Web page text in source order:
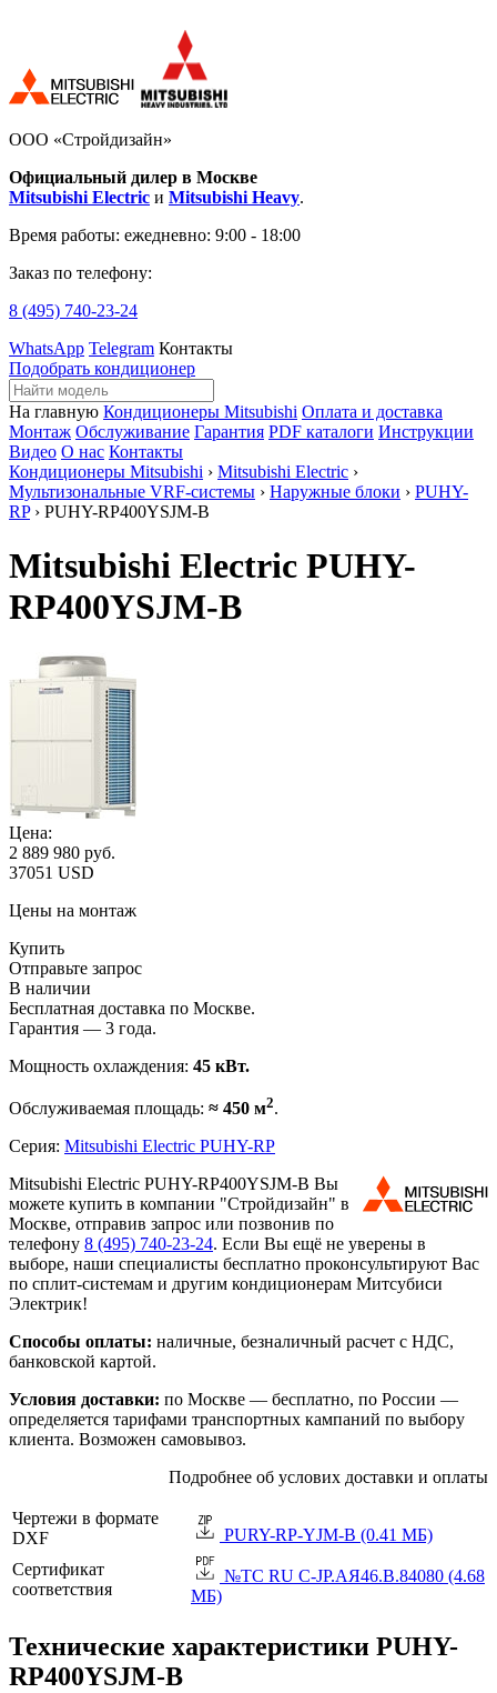
ООО «Стройдизайн»
Официальный дилер в Москве
Mitsubishi Electric и Mitsubishi Heavy.
Время работы: ежедневно: 9:00 - 18:00
Заказ по телефону:
8 (495) 740-23-24
WhatsApp Telegram Контакты
Подобрать кондиционер
На главную Кондиционеры Mitsubishi Оплата и доставка
Монтаж Обслуживание Гарантия PDF каталоги Инструкции
Видео О нас Контакты
Кондиционеры Mitsubishi › Mitsubishi Electric ›
Мультизональные VRF-системы › Наружные блоки › PUHY-
RP› PUHY-RP400YSJM-B
Mitsubishi Electric PUHY-
RP400YSJM-B
Цена:
2 889 980 руб.
37051 USD
Цены на монтаж
Купить
Отправьте запрос
В наличии
Бесплатная доставка по Москве.
Гарантия — 3 года.
Мощность охлаждения: 45 кВт.
Обслуживаемая площадь: ≈ 450 м2.
Серия: Mitsubishi Electric PUHY-RP
Mitsubishi Electric PUHY-RP400YSJM-B Вы
можете купить в компании "Стройдизайн" в
Москве, отправив запрос или позвонив по
телефону 8 (495) 740-23-24. Если Вы ещё не уверены в
выборе, наши специалисты бесплатно проконсультируют Вас
по сплит-системам и другим кондиционерам Митсубиси
Электрик!
Способы оплаты: наличные, безналичный расчет с НДС,
банковской картой.
Условия доставки: по Москве — бесплатно, по России —
определяется тарифами транспортных кампаний по выбору
клиента. Возможен самовывоз.
Подробнее об услових доставки и оплаты
Чертежи в формате
DXF
PURY-RP-YJM-B (0.41 МБ)
Сертификат
соответствия
№TC RU C-JP.АЯ46.B.84080 (4.68
МБ)
Технические характеристики PUHY-
RP400YSJM-B